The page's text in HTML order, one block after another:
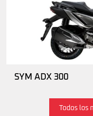
SYM ADX 300
Todos los